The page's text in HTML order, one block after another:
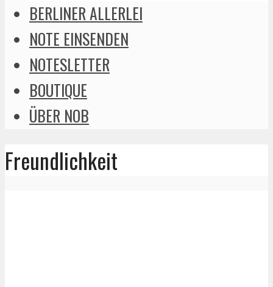
BERLINER ALLERLEI
NOTE EINSENDEN
NOTESLETTER
BOUTIQUE
ÜBER NOB
Freundlichkeit